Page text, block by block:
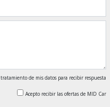
de mis datos para recibir respuesta
Acepto recibir las ofertas de MID Car